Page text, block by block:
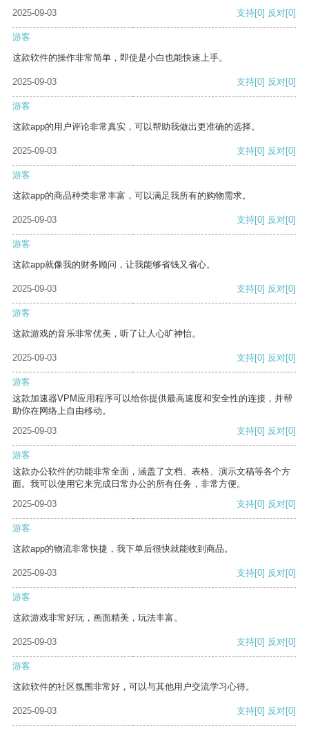
2025-09-03 支持[0] 反对[0]
游客
这款软件的操作非常简单，即使是小白也能快速上手。
2025-09-03 支持[0] 反对[0]
游客
这款app的用户评论非常真实，可以帮助我做出更准确的选择。
2025-09-03 支持[0] 反对[0]
游客
这款app的商品种类非常丰富，可以满足我所有的购物需求。
2025-09-03 支持[0] 反对[0]
游客
这款app就像我的财务顾问，让我能够省钱又省心。
2025-09-03 支持[0] 反对[0]
游客
这款游戏的音乐非常优美，听了让人心旷神怡。
2025-09-03 支持[0] 反对[0]
游客
这款加速器VPM应用程序可以给你提供最高速度和安全性的连接，并帮
助你在网络上自由移动。
2025-09-03
支持[0] 反对[0]
游客
这款办公软件的功能非常全面，涵盖了文档、表格、演示文稿等各个方
面。我可以使用它来完成日常办公的所有任务，非常方便。
2025-09-03
支持[0] 反对[0]
游客
这款app的物流非常快捷，我下单后很快就能收到商品。
2025-09-03 支持[0] 反对[0]
游客
这款游戏非常好玩，画面精美，玩法丰富。
2025-09-03 支持[0] 反对[0]
游客
这款软件的社区氛围非常好，可以与其他用户交流学习心得。
2025-09-03 支持[0] 反对[0]